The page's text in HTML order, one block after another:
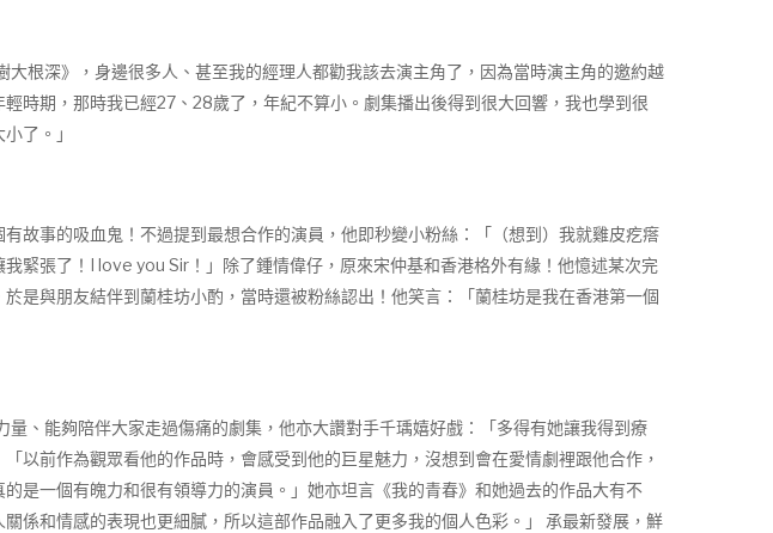
根深》，身邊很多人、甚至我的經理人都勸我該去演主角了，因為當時演主角的邀約越
時期，那時我已經27、28歲了，年紀不算小。劇集播出後得到很大回響，我也學到很
了。」
故事的吸血鬼！不過提到最想合作的演員，他即秒變小粉絲：「（想到）我就雞皮疙瘩
緊張了！I love you Sir！」除了鍾情偉仔，原來宋仲基和香港格外有緣！他憶述某次完
是與朋友結伴到蘭桂坊小酌，當時還被粉絲認出！他笑言：「蘭桂坊是我在香港第一個
、能夠陪伴大家走過傷痛的劇集，他亦大讚對手千瑀嬉好戲：「多得有她讓我得到療
以前作為觀眾看他的作品時，會感受到他的巨星魅力，沒想到會在愛情劇裡跟他合作，
是一個有魄力和很有領導力的演員。」她亦坦言《我的青春》和她過去的作品大有不
係和情感的表現也更細膩，所以這部作品融入了更多我的個人色彩。」 承最新發展，鮮